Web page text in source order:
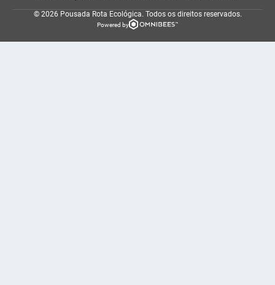
© 2026 Pousada Rota Ecológica. Todos os direitos reservados.
Powered by